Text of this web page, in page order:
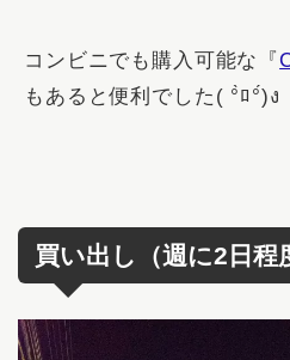
コンビニでも購入可能な『
もあると便利でした( °̀ﾛ°́)ง
買い出し（週に2日程